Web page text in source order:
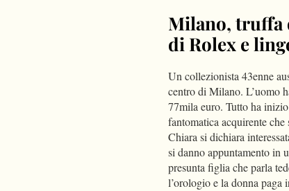
Milano, truffa
di Rolex e
Un collezionista 43enne
centro di Milano. L’uomo
77mila euro. Tutto ha
fantomatica acquirente
Chiara si dichiara
si danno appuntamento in
presunta figlia che parla
l’orologio e la donna paga